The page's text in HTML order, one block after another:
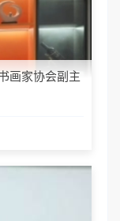
主席先后参
城，国家博
龙喜国际大
，听取了
相关介